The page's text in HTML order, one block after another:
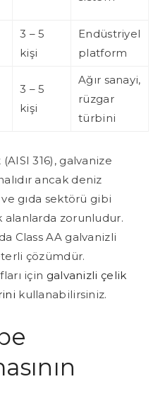
3 – 5
kişi
Endüstriyel
platform
3 – 5
kişi
Ağır sanayi,
rüzgar
türbini
316), galvanize
ancak deniz
ve gıda sektörü gibi
alanlarda zorunludur.
Class AA galvanizli
çözümdür.
için galvanizli çelik
kullanabilirsiniz.